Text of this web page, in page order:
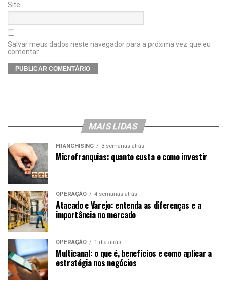
Site
Salvar meus dados neste navegador para a próxima vez que eu
comentar.
MAIS LIDAS
FRANCHISING 3 semanas atrás
Microfranquias: quanto custa e como investir
OPERAÇÃO 4 semanas atrás
Atacado e Varejo: entenda as diferenças e a
importância no mercado
OPERAÇÃO 1 dia atrás
Multicanal: o que é, benefícios e como aplicar a
estratégia nos negócios